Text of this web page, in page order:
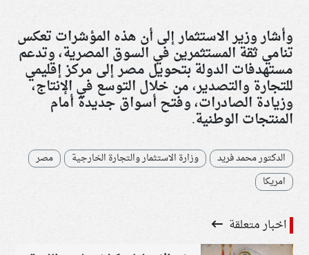
وأشار وزير الاستثمار إلى أن هذه المؤشرات تعكس
تنامي ثقة المستثمرين في السوق المصرية، وتدعم
مستهدفات الدولة بتحويل مصر إلى مركز إقليمي
للتجارة والتصدير، من خلال التوسع في الإنتاج،
وزيادة الصادرات، وفتح أسواق جديدة أمام
المنتجات الوطنية.
الدكتور محمد فريد وزارة الاستثمار والتجارة الخارجية
مصر
امريكا
اخبار متعلقة